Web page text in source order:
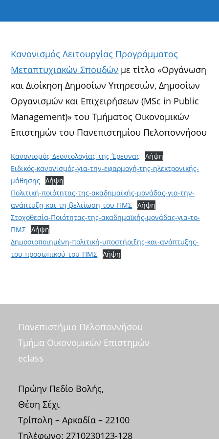
Κανονισμός Λειτουργίας Προγράμματος
Μεταπτυχιακών Σπουδών με τίτλο «Οργάνωση
και Διοίκηση Δημοσίων Υπηρεσιών, Δημοσίων
Οργανισμών και Επιχειρήσεων (MSc in Public
Management)» του Τμήματος Οικονομικών
Επιστημών του Πανεπιστημίου Πελοποννήσου
Κανονισμός-Δεοντολογίας-της-Έρευνας Λήψη
Ειδικός-κανονισμός-για-την-εφαρμογή-της-ηλεκτρονικής-
μάθησης Λήψη
Πολιτική-ποιότητας-της-ακαδημαϊκής-μονάδας-για-την-
ανάπτυξη-και-τη-βελτίωση-του-ΠΜΣ Λήψη
Στοχοθεσία-Ποιότητας-της-ακαδημαϊκής-μονάδας-για-το-
ΠΜΣ Λήψη
Δημοσιοποιημένη-πολιτική-υποστήριξης-και-ανάπτυξης-
του-προσωπικού-του-ΠΜΣ Λήψη
Πανεπιστήμιο Πελοποννήσου
Τμήμα Οικονομικών Επιστημών
eclass
Πρώην Πεδίο Βολής,
Θέση Σέχι
Τρίπολη – Αρκαδία – 22100
Τηλέφωνο: 2710230123-128